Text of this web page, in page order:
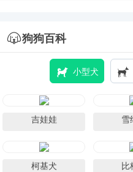
狗狗百科
小型犬
吉娃娃 雪
柯基犬 比